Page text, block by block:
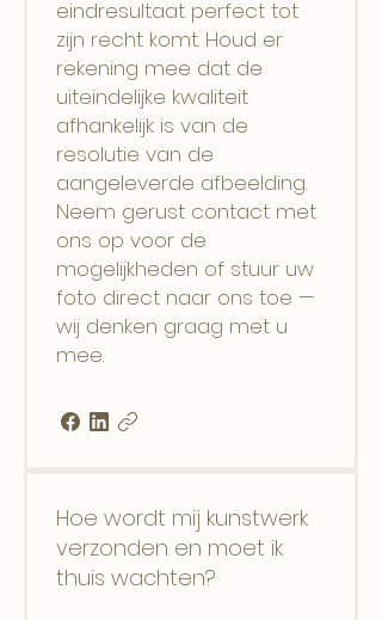
eindresultaat perfect tot
zijn recht komt. Houd er
rekening mee dat de
uiteindelijke kwaliteit
afhankelijk is van de
resolutie van de
aangeleverde afbeelding.
Neem gerust contact met
ons op voor de
mogelijkheden of stuur uw
foto direct naar ons toe —
wij denken graag met u
mee.
Hoe wordt mij kunstwerk
verzonden en moet ik
thuis wachten?